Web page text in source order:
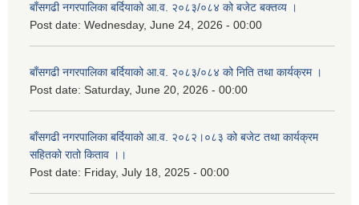
बाँसगढी नगरपालिका बर्दियाको आ.व. २०८३/०८४ को बजेट बक्तव्य ।
Post date: Wednesday, June 24, 2026 - 00:00
बाँसगढी नगरपालिका बर्दियाको आ.व. २०८३/०८४ को निति तथा कार्यक्रम ।
Post date: Saturday, June 20, 2026 - 00:00
बाँसगढी नगरपालिका बर्दियाको आ.व. २०८२।०८३ को बजेट तथा कार्यक्रम
सहितको रातो किताव ।।
Post date: Friday, July 18, 2025 - 00:00